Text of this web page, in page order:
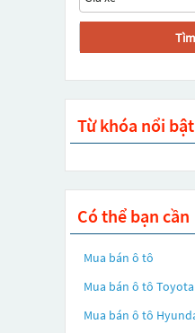
Từ khóa nổi bật
Có thể bạn cần
Mua bán ô tô
Mua bán ô tô Toyota
Mua bán ô tô